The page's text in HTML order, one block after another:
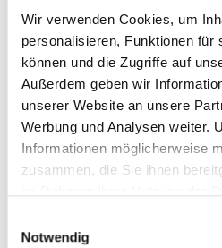
Wir verwenden Cookies, um
personalisieren, Funktionen für
können und die Zugriffe auf
Außerdem geben wir
unserer Website an unsere
Werbung und Analysen weiter.
Informationen möglicherweise
zusammen, die Sie ihnen
Notwendig
Long description
Der Jugendzirkus UBUNTU öffnet
September 2025, seine Türen –
Zirkusluft zu schnuppern. Von 11
auf dem Heidehof in Horst (bei
in spätsommerlicher Atmosphäre.
können im Mitmachzirkus selbst in
schlüpfen. Bei Hofführungen gibt es
Schwindelfreiheit unter Beweis
sorgt der Cafewagen mit warmen
Show more
Soziale Projekte e.V.